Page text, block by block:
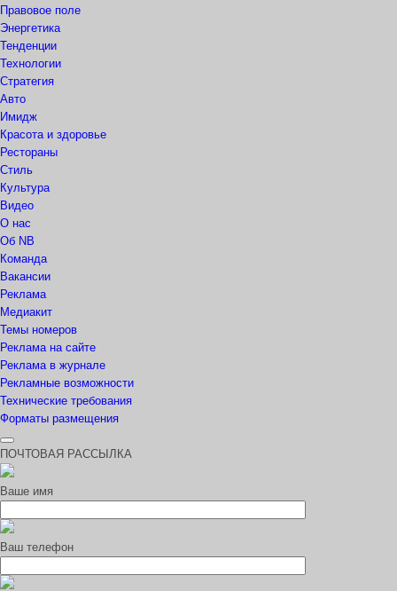
Правовое поле
Энергетика
Тенденции
Технологии
Стратегия
Авто
Имидж
Красота и здоровье
Рестораны
Стиль
Культура
Видео
О нас
Об NB
Команда
Вакансии
Реклама
Медиакит
Темы номеров
Реклама на сайте
Реклама в журнале
Рекламные возможности
Технические требования
Форматы размещения
ПОЧТОВАЯ РАССЫЛКА
Ваше имя
Ваш телефон